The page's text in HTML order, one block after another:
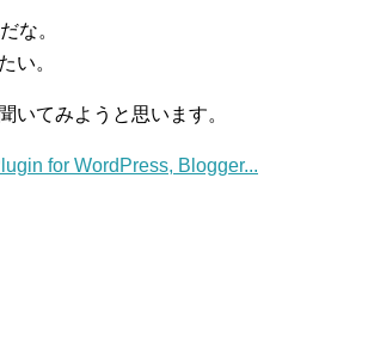
な。
い。
いてみようと思います。